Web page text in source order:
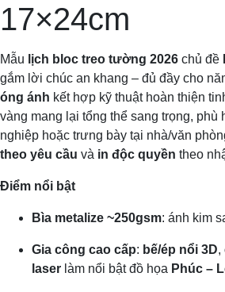
17×24cm
Mẫu lịch bloc treo tường 2026 chủ đề
gắm lời chúc an khang – đủ đầy cho
óng ánh kết hợp kỹ thuật hoàn thiện
vàng mang lại tổng thể sang trọng, phù
nghiệp hoặc trưng bày tại nhà/văn
theo yêu cầu và in độc quyền theo
Điểm nổi bật
Bìa metalize ~250gsm: ánh kim
Gia công cao cấp: bế/ép nổi 3D,
laser làm nổi bật đồ họa Phúc –